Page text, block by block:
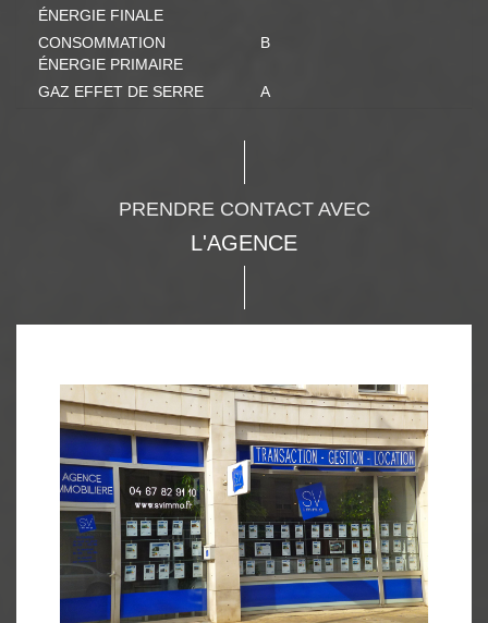
ÉNERGIE FINALE
CONSOMMATION
ÉNERGIE PRIMAIRE
B
GAZ EFFET DE SERRE A
PRENDRE CONTACT AVEC
L'AGENCE